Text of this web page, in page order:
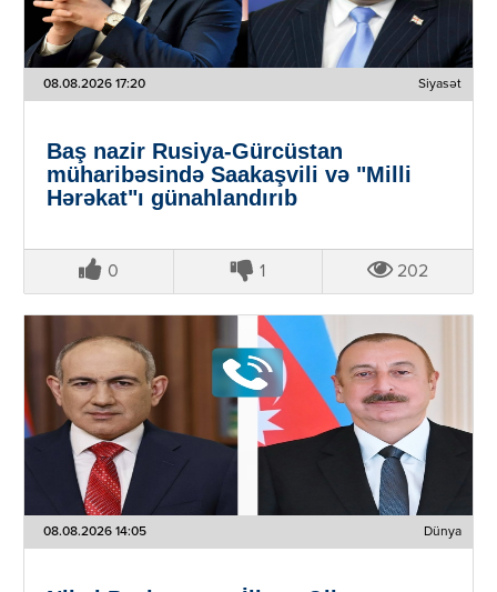
08.08.2026 17:20 Siyasət
Baş nazir Rusiya-Gürcüstan
müharibəsində Saakaşvili və "Milli
Hərəkat"ı günahlandırıb
0 1 202
08.08.2026 14:05 Dünya